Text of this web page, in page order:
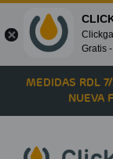
Skip to main
MEDIDAS RDL
NUEVA
Gratis